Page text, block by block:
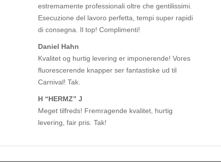
estremamente professionali oltre che gentilissimi.
Esecuzione del lavoro perfetta, tempi super rapidi
di consegna. Il top! Complimenti!
Daniel Hahn
Kvalitet og hurtig levering er imponerende! Vores
fluorescerende knapper ser fantastiske ud til
Carnival! Tak.
H “HERMZ” J
Meget tilfreds! Fremragende kvalitet, hurtig
levering, fair pris. Tak!